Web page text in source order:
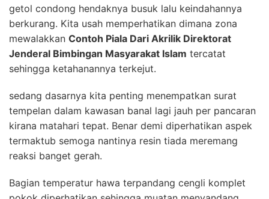
getol condong hendaknya busuk lalu keindahannya
berkurang. Kita usah memperhatikan dimana zona
mewalakkan Contoh Piala Dari Akrilik Direktorat
Jenderal Bimbingan Masyarakat Islam tercatat
sehingga ketahanannya terkejut.
sedang dasarnya kita penting menempatkan surat
tempelan dalam kawasan banal lagi jauh per pancaran
kirana matahari tepat. Benar demi diperhatikan aspek
termaktub semoga nantinya resin tiada meremang
reaksi banget gerah.
Bagian temperatur hawa terpandang cengli komplet